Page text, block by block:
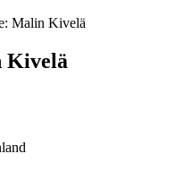
Malin Kivelä
Kivelä